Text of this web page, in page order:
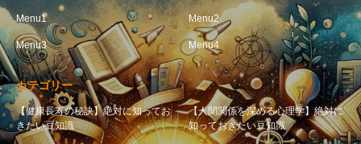
Menu1 Menu2
Menu3 Menu4
カテゴリー
【健康長寿の秘訣】絶対に知ってお
きたい豆知識
【人間関係を深める心理学】絶対に
知っておきたい豆知識